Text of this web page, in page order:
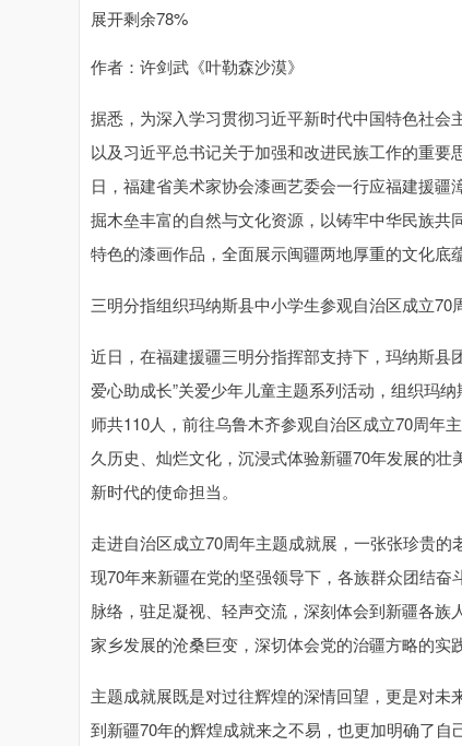
展开剩余78%
作者：许剑武《叶勒森沙漠》
据悉，为深入学习贯彻习近平新时代中国特色社
以及习近平总书记关于加强和改进民族工作的重
日，福建省美术家协会漆画艺委会一行应福建援
掘木垒丰富的自然与文化资源，以铸牢中华民族
特色的漆画作品，全面展示闽疆两地厚重的文化底
三明分指组织玛纳斯县中小学生参观自治区成立70
近日，在福建援疆三明分指挥部支持下，玛纳斯县
爱心助成长”关爱少年儿童主题系列活动，组织玛
师共110人，前往乌鲁木齐参观自治区成立70周年
久历史、灿烂文化，沉浸式体验新疆70年发展的
新时代的使命担当。
走进自治区成立70周年主题成就展，一张张珍贵
现70年来新疆在党的坚强领导下，各族群众团结
脉络，驻足凝视、轻声交流，深刻体会到新疆各
家乡发展的沧桑巨变，深切体会党的治疆方略的实
主题成就展既是对过往辉煌的深情回望，更是对
到新疆70年的辉煌成就来之不易，也更加明确了